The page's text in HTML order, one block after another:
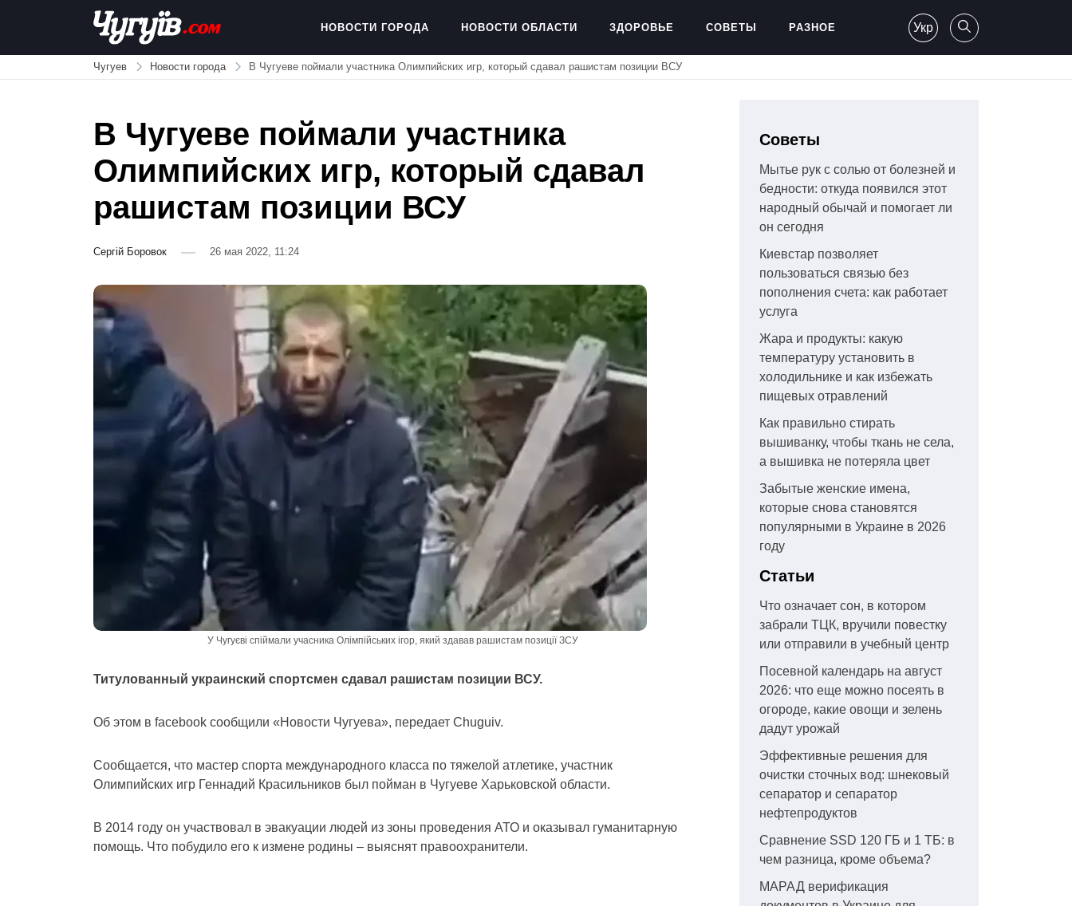
Chuguiv
НОВОСТИ ГОРОДА НОВОСТИ ОБЛАСТИ ЗДОРОВЬЕ СОВЕТЫ РАЗНОЕ Укр
Чугуев Новости города В Чугуеве поймали участника Олимпийских игр, который сдавал рашистам позиции ВСУ
В Чугуеве поймали участника
Олимпийских игр, который сдавал
рашистам позиции ВСУ
Сергій Боровок 26 мая 2022, 11:24
У Чугуєві спіймали учасника Олімпійських ігор, який здавав рашистам позиції ЗСУ
Титулованный украинский спортсмен сдавал рашистам позиции ВСУ.
Об этом в facebook сообщили «Новости Чугуева», передает Chuguiv.
Сообщается, что мастер спорта международного класса по тяжелой атлетике, участник
Олимпийских игр Геннадий Красильников был пойман в Чугуеве Харьковской области.
В 2014 году он участвовал в эвакуации людей из зоны проведения АТО и оказывал гуманитарную
помощь. Что побудило его к измене родины – выяснят правоохранители.
Советы
Мытье рук с солью от болезней и
бедности: откуда появился этот
народный обычай и помогает ли
он сегодня
Киевстар позволяет
пользоваться связью без
пополнения счета: как работает
услуга
Жара и продукты: какую
температуру установить в
холодильнике и как избежать
пищевых отравлений
Как правильно стирать
вышиванку, чтобы ткань не села,
а вышивка не потеряла цвет
Забытые женские имена,
которые снова становятся
популярными в Украине в 2026
году
Статьи
Что означает сон, в котором
забрали ТЦК, вручили повестку
или отправили в учебный центр
Посевной календарь на август
2026: что еще можно посеять в
огороде, какие овощи и зелень
дадут урожай
Эффективные решения для
очистки сточных вод: шнековый
сепаратор и сепаратор
нефтепродуктов
Сравнение SSD 120 ГБ и 1 ТБ: в
чем разница, кроме объема?
МАРАД верификация